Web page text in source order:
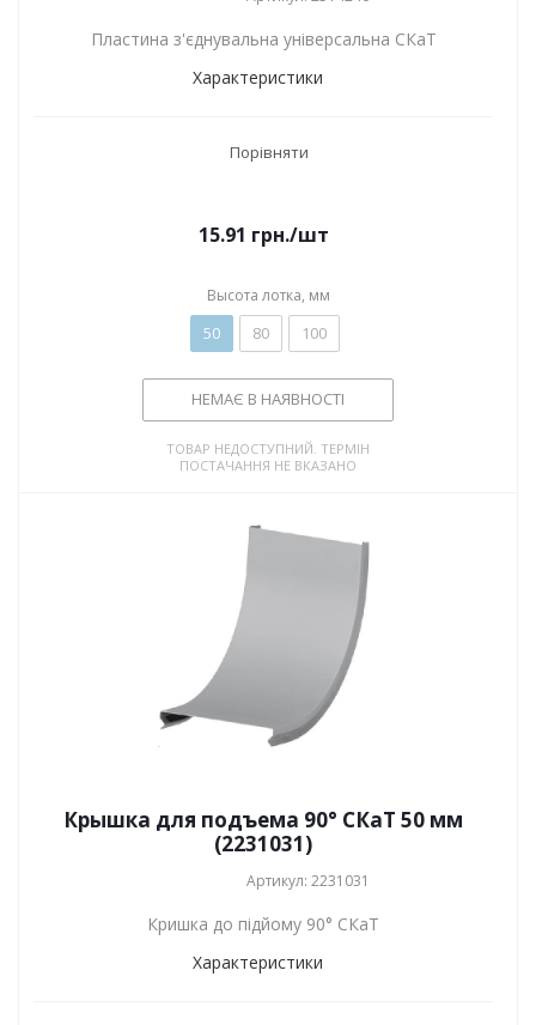
Пластина з'єднувальна універсальна СКаТ
Характеристики
Порівняти
15.91 грн./шт
Высота лотка, мм
50 80 100
НЕМАЄ В НАЯВНОСТІ
ТОВАР НЕДОСТУПНИЙ. ТЕРМІН
ПОСТАЧАННЯ НЕ ВКАЗАНО
Крышка для подъема 90° СКаТ 50 мм
(2231031)
Артикул: 2231031
Кришка до підйому 90° СКаТ
Характеристики